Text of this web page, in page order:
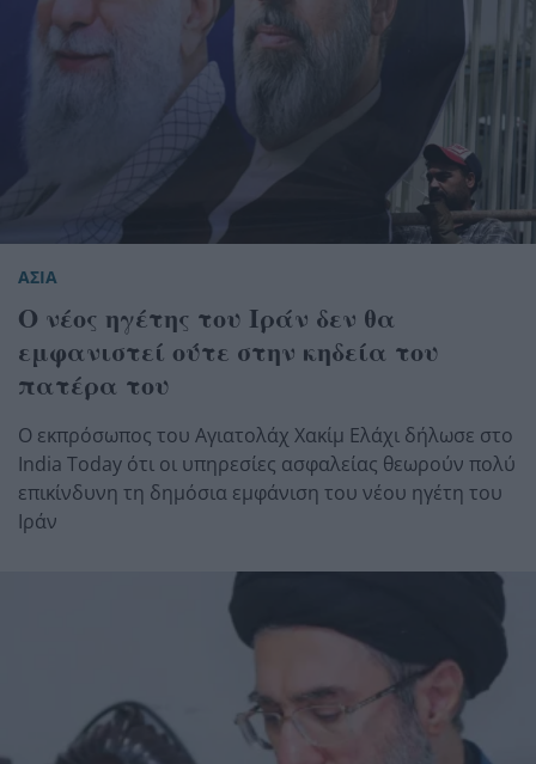
ΑΣΙΑ
Ο νέος ηγέτης του Ιράν δεν θα
εμφανιστεί ούτε στην κηδεία του
πατέρα του
Ο εκπρόσωπος του Αγιατολάχ Χακίμ Ελάχι δήλωσε στο
India Today ότι οι υπηρεσίες ασφαλείας θεωρούν πολύ
επικίνδυνη τη δημόσια εμφάνιση του νέου ηγέτη του
Ιράν